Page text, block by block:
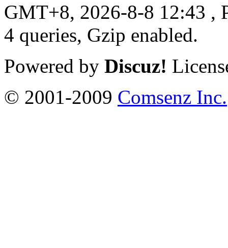
GMT+8, 2026-8-8 12:43 ,
4 queries, Gzip enabled.
Powered by Discuz!
© 2001-2009 Comsenz Inc.